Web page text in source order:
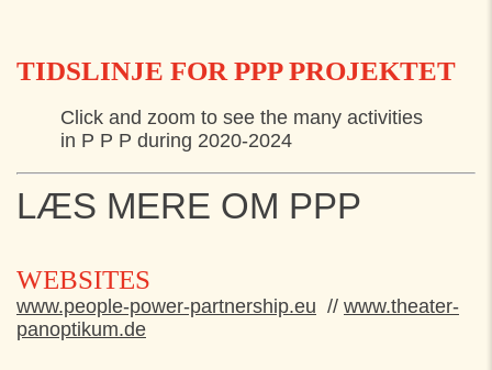
TIDSLINJE FOR PPP PROJEKTET
Click and zoom to see the many activities
in P P P during 2020-2024
LÆS MERE OM PPP
WEBSITES
www.people-power-partnership.eu // www.theater-
panoptikum.de